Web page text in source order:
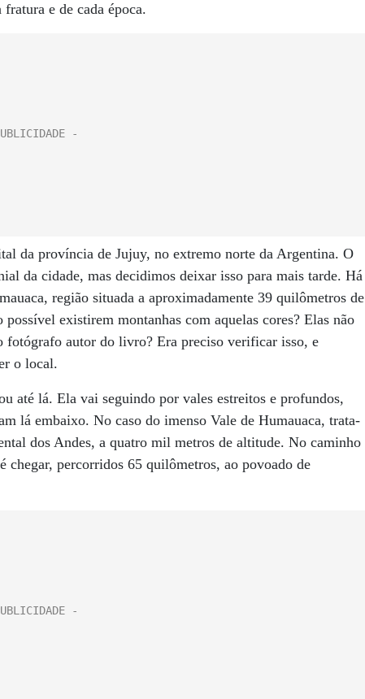
e de cada época.
da província de Jujuy, no extremo norte da Argentina. O
da cidade, mas decidimos deixar isso para mais tarde. Há
região situada a aproximadamente 39 quilômetros de
existirem montanhas com aquelas cores? Elas não
fotógrafo autor do livro? Era preciso verificar isso, e
o local.
até lá. Ela vai seguindo por vales estreitos e profundos,
lá embaixo. No caso do imenso Vale de Humauaca, trata-
dos Andes, a quatro mil metros de altitude. No caminho
chegar, percorridos 65 quilômetros, ao povoado de